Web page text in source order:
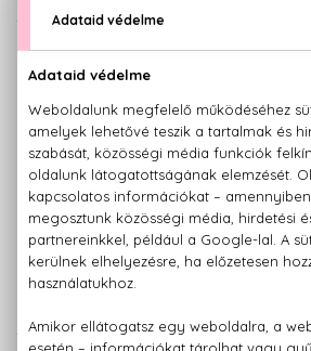
LOLITA LEMPICKA
LolitaLand
Eau De Parfum